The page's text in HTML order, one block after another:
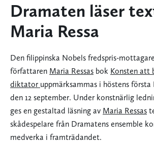
Dramaten läser
Maria Ressa
Den filippinska Nobels fredspris-
författaren Maria Ressas bok Konsten att
diktator uppmärksammas i höstens
den 12 september. Under konstnärlig
ges en gestaltad läsning av Maria Ressas
skådespelare från Dramatens ensemble
medverka i framträdandet.